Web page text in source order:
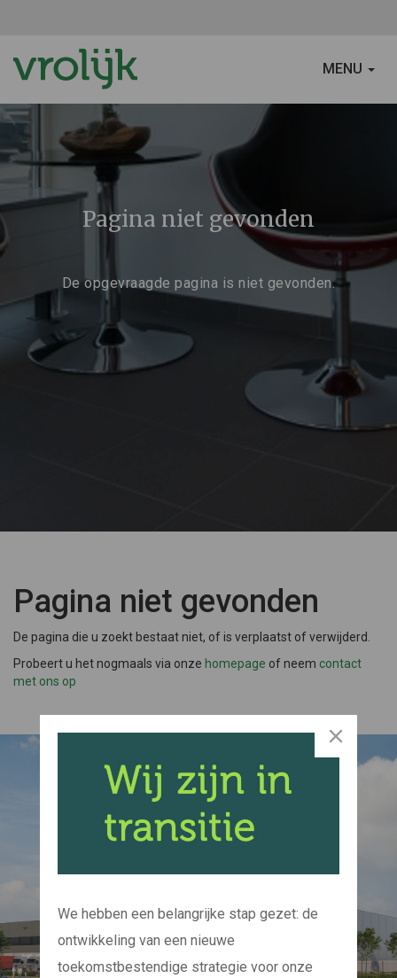
SCHAKEL
MENU
Pagina niet gevonden
De opgevraagde pagina is niet gevonden.
Pagina niet gevonden
De pagina die u zoekt bestaat niet, of is verplaatst of verwijderd.
Probeert u het nogmaals via onze homepage of neem contact
met ons op
Kom bij ons op de
En we kijken samen naar uw project
We hebben een belangrijke stap gezet: de
ontwikkeling van een nieuwe
toekomstbestendige strategie voor onze